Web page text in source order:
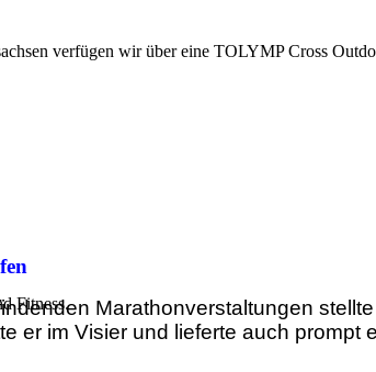
verfügen wir über eine TOLYMP Cross
Fitness.
Marathonverstaltungen
er im Visier und lieferte auch